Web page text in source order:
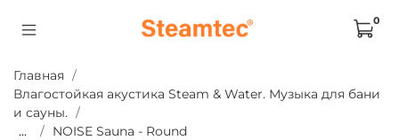
0
Главная
Влагостойкая акустика Steam & Water. Музыка для бани
и сауны.
...
NOISE Sauna - Round